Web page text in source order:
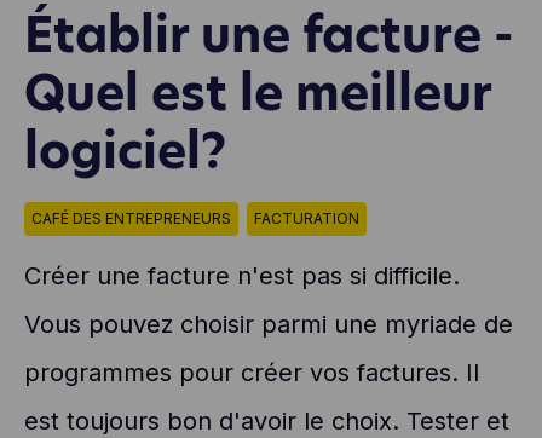
Établir une facture -
Quel est le meilleur
logiciel?
CAFÉ DES ENTREPRENEURS FACTURATION
Créer une facture n'est pas si difficile.
Vous pouvez choisir parmi une myriade de
programmes pour créer vos factures. Il
est toujours bon d'avoir le choix. Tester et